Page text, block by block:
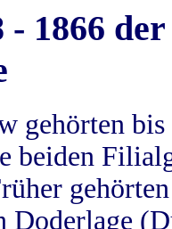
- 1866
gehörten
beiden
Doderlage